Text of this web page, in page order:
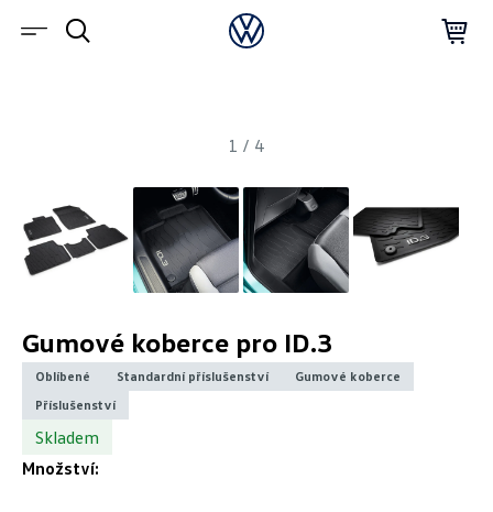
1 / 4
Gumové koberce pro ID.3
Oblíbené Standardní příslušenství
Gumové koberce
Příslušenství
Skladem
Množství: